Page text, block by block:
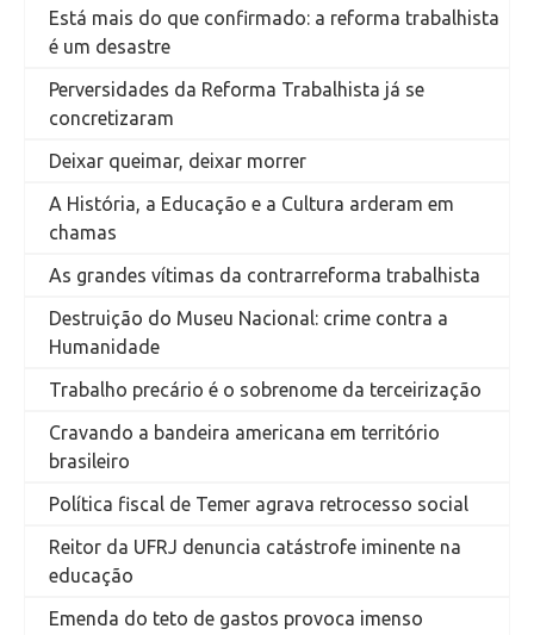
Está mais do que confirmado: a reforma trabalhista
é um desastre
Perversidades da Reforma Trabalhista já se
concretizaram
Deixar queimar, deixar morrer
A História, a Educação e a Cultura arderam em
chamas
As grandes vítimas da contrarreforma trabalhista
Destruição do Museu Nacional: crime contra a
Humanidade
Trabalho precário é o sobrenome da terceirização
Cravando a bandeira americana em território
brasileiro
Política fiscal de Temer agrava retrocesso social
Reitor da UFRJ denuncia catástrofe iminente na
educação
Emenda do teto de gastos provoca imenso